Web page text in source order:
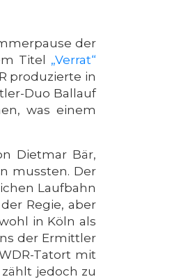
der
Titel „Verrat“
produzierte in
Duo Ballauf
was einem
Dietmar Bär,
mussten. Der
Laufbahn
Regie, aber
in Köln als
der Ermittler
Tatort mit
jedoch zu